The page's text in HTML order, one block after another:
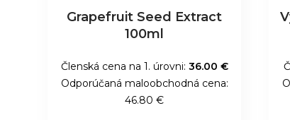
Grapefruit Seed Extract
100ml
Členská cena na 1. úrovni: 36.00 €
Odporúčaná maloobchodná cena:
46.80 €